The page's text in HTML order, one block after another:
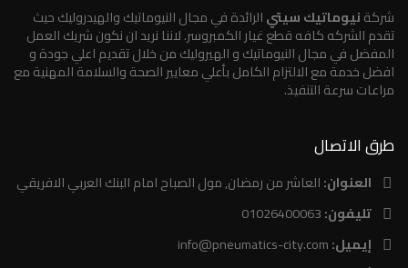
شركةنيوماتيك سيتيالرائدة في مجال النيوماتيك والهيدروليك حيث
تقدم الشركه كافه قطع غيار الكمبروسر. لاننا نريد ان نكون شريك العمل
المفضل في مجال النيوماتيك و الهيروليك من خلال تقديم اعلي جودة و
افضل خدمة مع الالتزام الكامل بأعلي معايير الصحة والسلامة المهنية مع
مراعات سرعة التنفيذ.
طرق الاتصال
العنوان:العاشر من رمضان, مول الصباح امام البنك العربي الافريقي
تليفون:01026400063
إيميل:info@pneumatics-city.com